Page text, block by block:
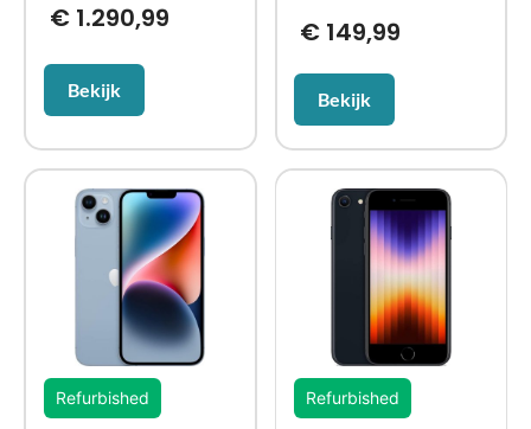
€1.290,99
Bekijk
€ 149,99
Bekijk
Refurbished Refurbished